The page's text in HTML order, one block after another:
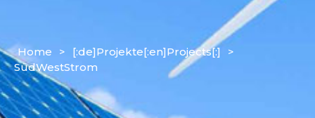
Home > [:de]Projekte[:en]Projects[:]
>
SüdWest­Strom